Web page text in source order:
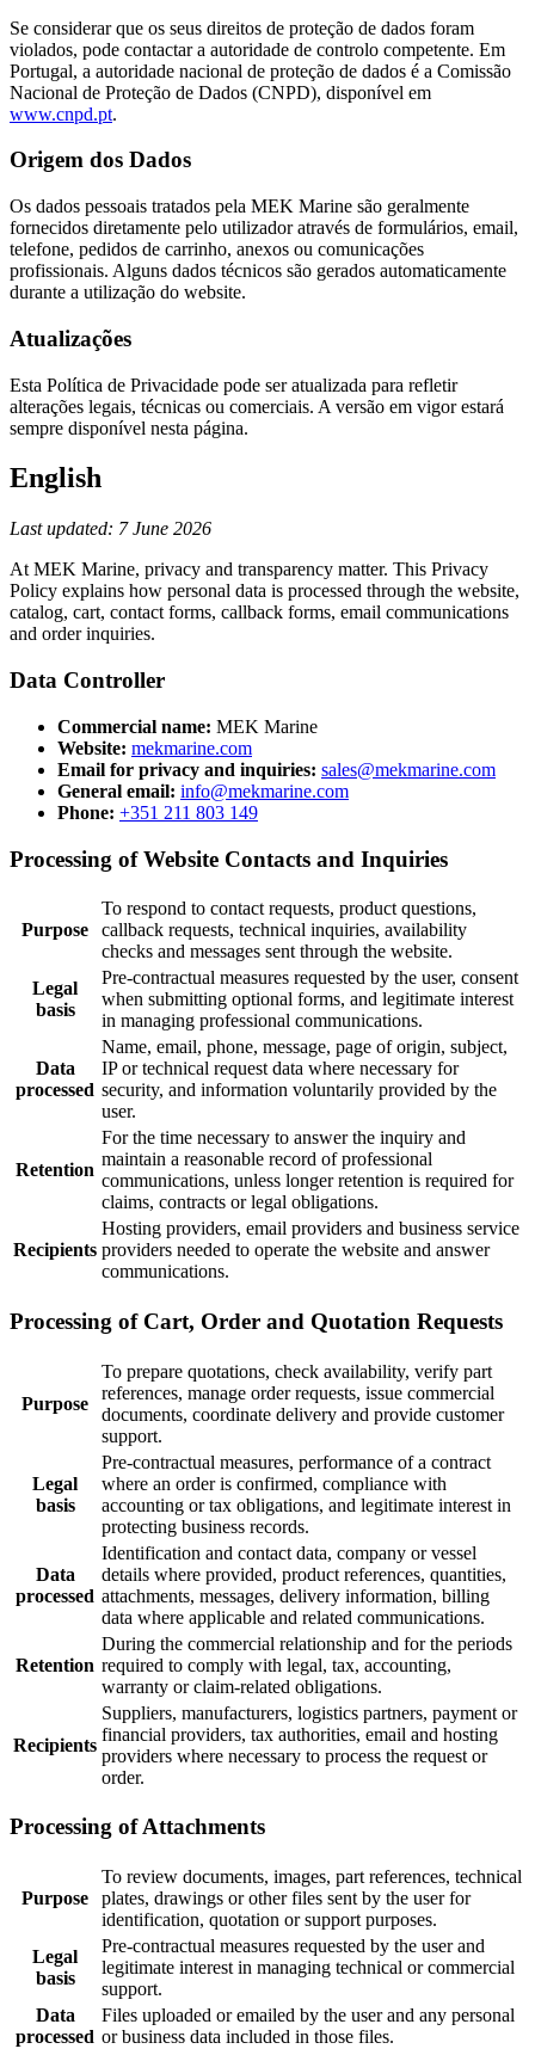
Se considerar que os seus direitos de proteção de dados foram
violados, pode contactar a autoridade de controlo competente. Em
Portugal, a autoridade nacional de proteção de dados é a Comissão
Nacional de Proteção de Dados (CNPD), disponível em
www.cnpd.pt.
Origem dos Dados
Os dados pessoais tratados pela MEK Marine são geralmente
fornecidos diretamente pelo utilizador através de formulários, email,
telefone, pedidos de carrinho, anexos ou comunicações
profissionais. Alguns dados técnicos são gerados automaticamente
durante a utilização do website.
Atualizações
Esta Política de Privacidade pode ser atualizada para refletir
alterações legais, técnicas ou comerciais. A versão em vigor estará
sempre disponível nesta página.
English
Last updated: 7 June 2026
At MEK Marine, privacy and transparency matter. This Privacy
Policy explains how personal data is processed through the website,
catalog, cart, contact forms, callback forms, email communications
and order inquiries.
Data Controller
Commercial name: MEK Marine
Website: mekmarine.com
Email for privacy and inquiries: sales@mekmarine.com
General email: info@mekmarine.com
Phone: +351 211 803 149
Processing of Website Contacts and Inquiries
Purpose
To respond to contact requests, product questions,
callback requests, technical inquiries, availability
checks and messages sent through the website.
Legal
basis
Pre-contractual measures requested by the user, consent
when submitting optional forms, and legitimate interest
in managing professional communications.
Data
processed
Name, email, phone, message, page of origin, subject,
IP or technical request data where necessary for
security, and information voluntarily provided by the
user.
Retention
For the time necessary to answer the inquiry and
maintain a reasonable record of professional
communications, unless longer retention is required for
claims, contracts or legal obligations.
Recipients
Hosting providers, email providers and business service
providers needed to operate the website and answer
communications.
Processing of Cart, Order and Quotation Requests
Purpose
To prepare quotations, check availability, verify part
references, manage order requests, issue commercial
documents, coordinate delivery and provide customer
support.
Legal
basis
Pre-contractual measures, performance of a contract
where an order is confirmed, compliance with
accounting or tax obligations, and legitimate interest in
protecting business records.
Data
processed
Identification and contact data, company or vessel
details where provided, product references, quantities,
attachments, messages, delivery information, billing
data where applicable and related communications.
Retention
During the commercial relationship and for the periods
required to comply with legal, tax, accounting,
warranty or claim-related obligations.
Recipients
Suppliers, manufacturers, logistics partners, payment or
financial providers, tax authorities, email and hosting
providers where necessary to process the request or
order.
Processing of Attachments
Purpose
To review documents, images, part references, technical
plates, drawings or other files sent by the user for
identification, quotation or support purposes.
Legal
basis
Pre-contractual measures requested by the user and
legitimate interest in managing technical or commercial
support.
Data
processed
Files uploaded or emailed by the user and any personal
or business data included in those files.